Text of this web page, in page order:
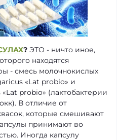
? ЭТО - ничто иное,
находятся
- смесь молочнокислых
«Lat probio» и
probio» (лактобактерии
В отличие от
которые смешивают
принимают во
Иногда капсулу